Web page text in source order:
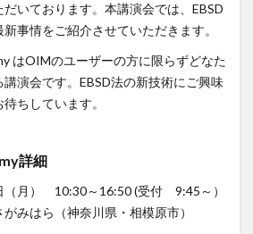
いております。本講演会では、EBSD
事情をご紹介させていただきます。
はOIMのユーザーの方に限らずどなた
演会です。EBSD法の新技術にご興味
ちしています。
詳細
（月） 10:30～16:50 (受付 9:45～）
みはら（神奈川県・相模原市）